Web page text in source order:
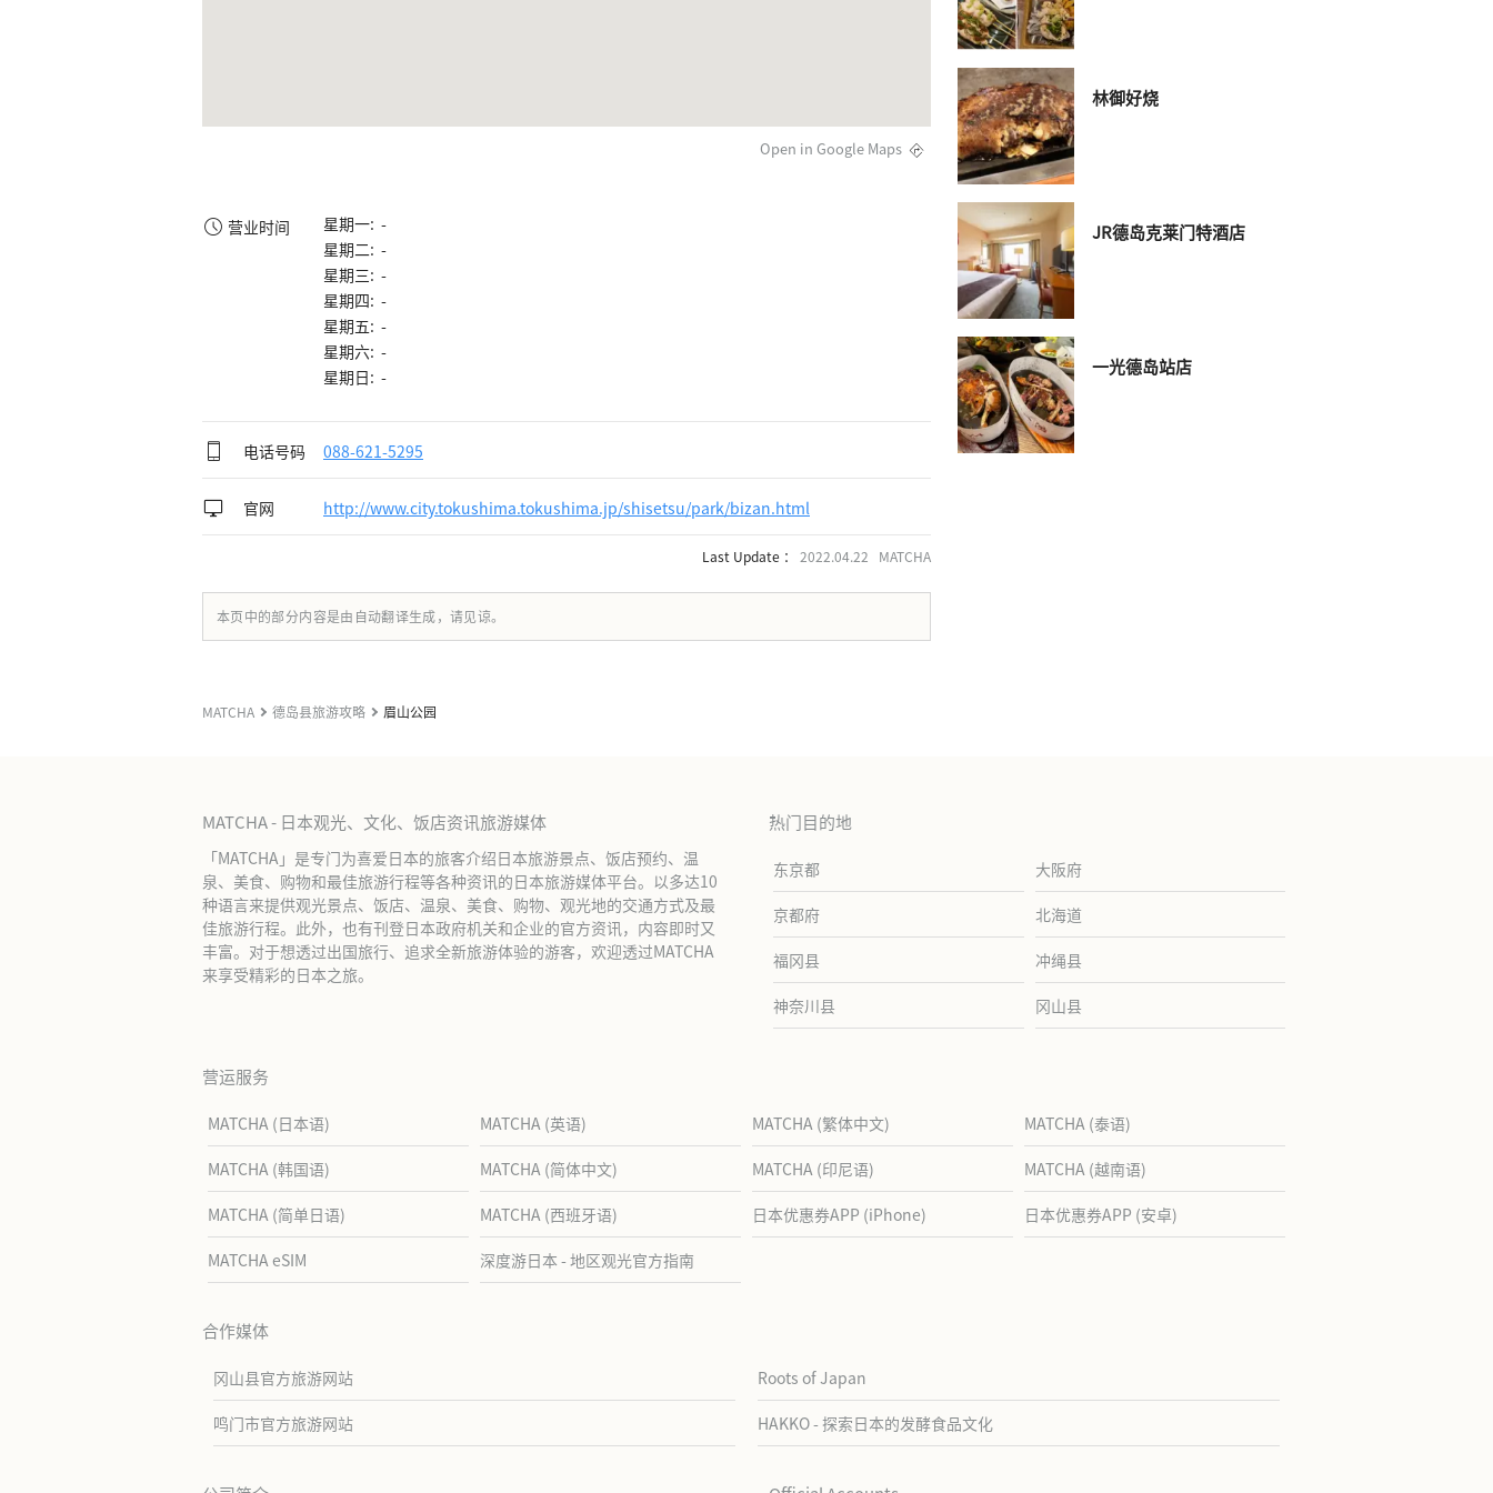
Open in Google Maps
营业时间
星期一: -
星期二: -
星期三: -
星期四: -
星期五: -
星期六: -
星期日: -
电话号码 088-621-5295
官网 http://www.city.tokushima.tokushima.jp/shisetsu/park/bizan.html
Last Update ： 2022.04.22 MATCHA
本页中的部分内容是由自动翻译生成，请见谅。
林御好烧
JR德岛克莱门特酒店
一光德岛站店
MATCHA 德岛县旅游攻略 眉山公园
MATCHA - 日本观光、文化、饭店资讯旅游媒体
「MATCHA」是专门为喜爱日本的旅客介绍日本旅游景点、饭店预约、温
泉、美食、购物和最佳旅游行程等各种资讯的日本旅游媒体平台。以多达10
种语言来提供观光景点、饭店、温泉、美食、购物、观光地的交通方式及最
佳旅游行程。此外，也有刊登日本政府机关和企业的官方资讯，内容即时又
丰富。对于想透过出国旅行、追求全新旅游体验的游客，欢迎透过MATCHA
来享受精彩的日本之旅。
热门目的地
东京都 大阪府
京都府 北海道
福冈县 冲绳县
神奈川县 冈山县
营运服务
MATCHA (日本语) MATCHA (英语) MATCHA (繁体中文) MATCHA (泰语)
MATCHA (韩国语) MATCHA (简体中文) MATCHA (印尼语) MATCHA (越南语)
MATCHA (简单日语) MATCHA (西班牙语) 日本优惠券APP (iPhone) 日本优惠券APP (安卓)
MATCHA eSIM 深度游日本 - 地区观光官方指南
合作媒体
冈山县官方旅游网站 Roots of Japan
鸣门市官方旅游网站 HAKKO - 探索日本的发酵食品文化